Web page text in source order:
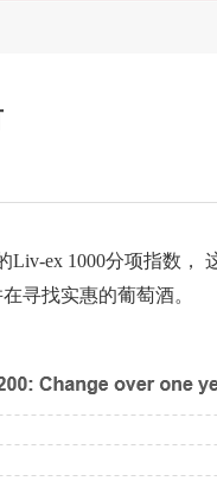
ex 1000分项指数，
寻找实惠的葡萄酒。